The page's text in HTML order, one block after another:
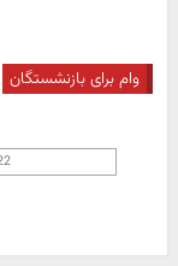
وام برای بازنشستگان